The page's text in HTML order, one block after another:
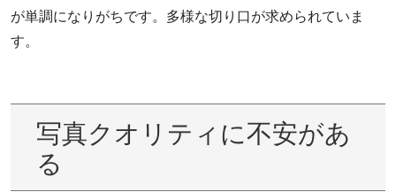
が単調になりがちです。多様な切り口が求められていま
す。
写真クオリティに不安があ
る